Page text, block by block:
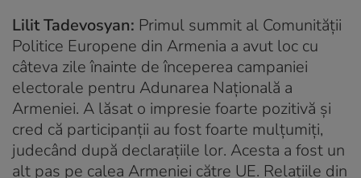
Lilit Tadevosyan: Primul summit al Comunității
Politice Europene din Armenia a avut loc cu
câteva zile înainte de începerea campaniei
electorale pentru Adunarea Națională a
Armeniei. A lăsat o impresie foarte pozitivă și
cred că participanții au fost foarte mulțumiți,
judecând după declarațiile lor. Acesta a fost un
alt pas pe calea Armeniei către UE. Relațiile din